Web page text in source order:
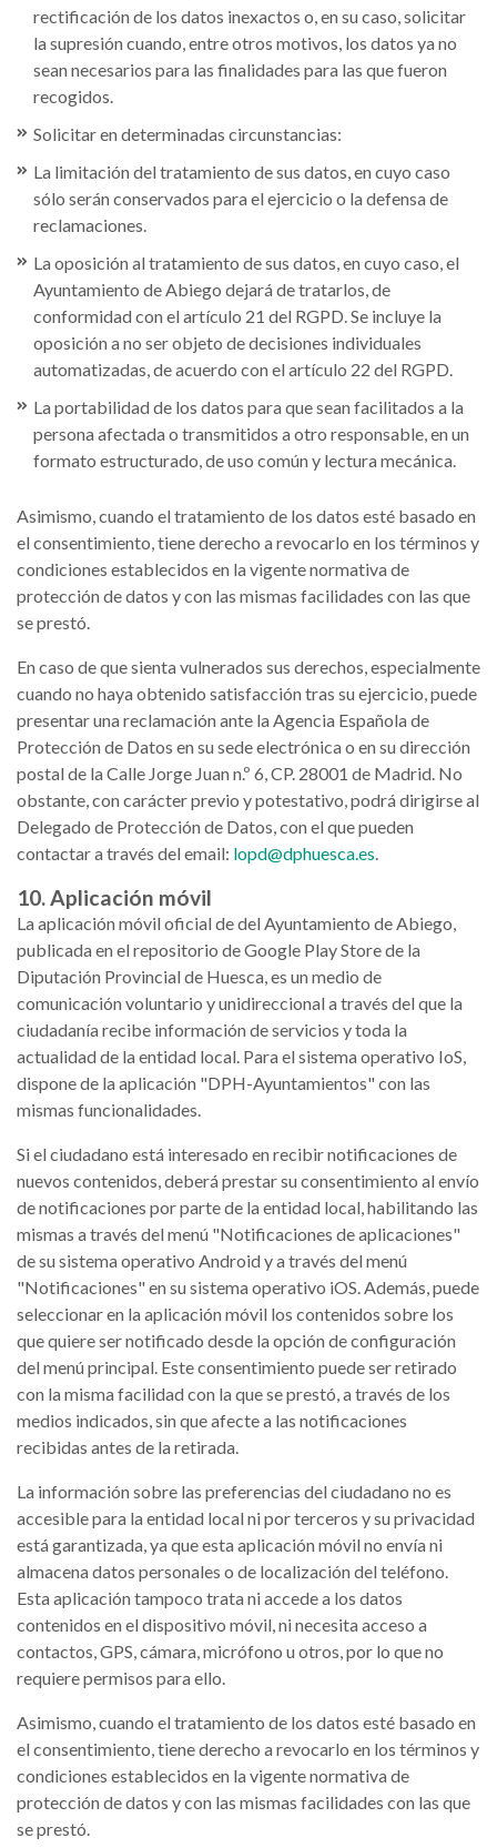
rectificación de los datos inexactos o, en su caso, solicitar
la supresión cuando, entre otros motivos, los datos ya no
sean necesarios para las finalidades para las que fueron
recogidos.
Solicitar en determinadas circunstancias:
La limitación del tratamiento de sus datos, en cuyo caso
sólo serán conservados para el ejercicio o la defensa de
reclamaciones.
La oposición al tratamiento de sus datos, en cuyo caso, el
Ayuntamiento de Abiego dejará de tratarlos, de
conformidad con el artículo 21 del RGPD. Se incluye la
oposición a no ser objeto de decisiones individuales
automatizadas, de acuerdo con el artículo 22 del RGPD.
La portabilidad de los datos para que sean facilitados a la
persona afectada o transmitidos a otro responsable, en un
formato estructurado, de uso común y lectura mecánica.
Asimismo, cuando el tratamiento de los datos esté basado en
el consentimiento, tiene derecho a revocarlo en los términos y
condiciones establecidos en la vigente normativa de
protección de datos y con las mismas facilidades con las que
se prestó.
En caso de que sienta vulnerados sus derechos, especialmente
cuando no haya obtenido satisfacción tras su ejercicio, puede
presentar una reclamación ante la Agencia Española de
Protección de Datos en su sede electrónica o en su dirección
postal de la Calle Jorge Juan n.º 6, CP. 28001 de Madrid. No
obstante, con carácter previo y potestativo, podrá dirigirse al
Delegado de Protección de Datos, con el que pueden
contactar a través del email: lopd@dphuesca.es.
10. Aplicación móvil
La aplicación móvil oficial de del Ayuntamiento de Abiego,
publicada en el repositorio de Google Play Store de la
Diputación Provincial de Huesca, es un medio de
comunicación voluntario y unidireccional a través del que la
ciudadanía recibe información de servicios y toda la
actualidad de la entidad local. Para el sistema operativo IoS,
dispone de la aplicación "DPH-Ayuntamientos" con las
mismas funcionalidades.
Si el ciudadano está interesado en recibir notificaciones de
nuevos contenidos, deberá prestar su consentimiento al envío
de notificaciones por parte de la entidad local, habilitando las
mismas a través del menú "Notificaciones de aplicaciones"
de su sistema operativo Android y a través del menú
"Notificaciones" en su sistema operativo iOS. Además, puede
seleccionar en la aplicación móvil los contenidos sobre los
que quiere ser notificado desde la opción de configuración
del menú principal. Este consentimiento puede ser retirado
con la misma facilidad con la que se prestó, a través de los
medios indicados, sin que afecte a las notificaciones
recibidas antes de la retirada.
La información sobre las preferencias del ciudadano no es
accesible para la entidad local ni por terceros y su privacidad
está garantizada, ya que esta aplicación móvil no envía ni
almacena datos personales o de localización del teléfono.
Esta aplicación tampoco trata ni accede a los datos
contenidos en el dispositivo móvil, ni necesita acceso a
contactos, GPS, cámara, micrófono u otros, por lo que no
requiere permisos para ello.
Asimismo, cuando el tratamiento de los datos esté basado en
el consentimiento, tiene derecho a revocarlo en los términos y
condiciones establecidos en la vigente normativa de
protección de datos y con las mismas facilidades con las que
se prestó.